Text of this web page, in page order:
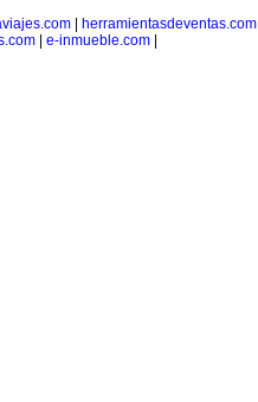
| herramientasdeventas.com|
| e-inmueble.com|